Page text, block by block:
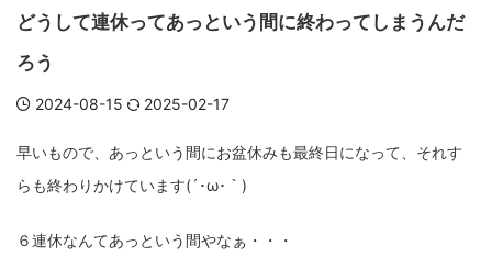
タグクラウド
Canon craft EM5II EOS Kiss X4 EOS R10
fujifilm game GR III
iPhone K-1 Leica LENS
どうして連休ってあっという間に終わってしまうんだ
ろう
2024-08-15 2025-02-17
早いもので、あっという間にお盆休みも最終日になって、それす
らも終わりかけています(´･ω･｀)
６連休なんてあっという間やなぁ・・・